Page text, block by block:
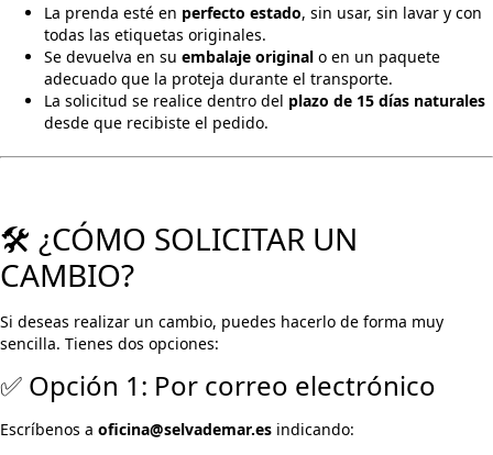
La prenda esté en perfecto estado, sin usar, sin lavar y con
todas las etiquetas originales.
Se devuelva en su embalaje original o en un paquete
adecuado que la proteja durante el transporte.
La solicitud se realice dentro del plazo de 15 días naturales
desde que recibiste el pedido.
🛠️ ¿CÓMO SOLICITAR UN
CAMBIO?
Si deseas realizar un cambio, puedes hacerlo de forma muy
sencilla. Tienes dos opciones:
✅ Opción 1: Por correo electrónico
Escríbenos a oficina@selvademar.es indicando: